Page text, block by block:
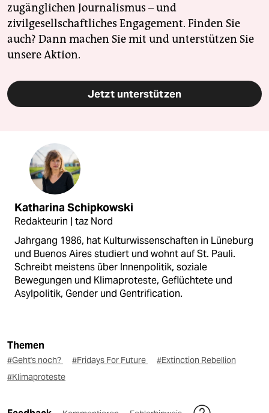
zugänglichen Journalismus – und
zivilgesellschaftliches Engagement. Finden Sie
auch? Dann machen Sie mit und unterstützen Sie
unsere Aktion.
Jetzt unterstützen
Katharina Schipkowski
Redakteurin | taz Nord
Jahrgang 1986, hat Kulturwissenschaften in Lüneburg
und Buenos Aires studiert und wohnt auf St. Pauli.
Schreibt meistens über Innenpolitik, soziale
Bewegungen und Klimaproteste, Geflüchtete und
Asylpolitik, Gender und Gentrification.
Themen
#Geht's noch? #Fridays For Future
#Extinction Rebellion
#Klimaproteste